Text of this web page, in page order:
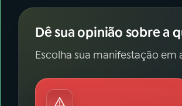
Dê sua opinião sobre a
Escolha sua manifestação em